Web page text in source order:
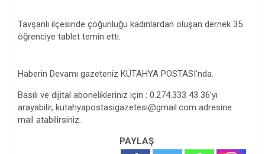
Tavşanlı ilçesinde çoğunluğu kadınlardan oluşan dernek 35
öğrenciye tablet temin etti.
Haberin Devamı gazeteniz KÜTAHYA POSTASI’nda.
Basılı ve dijital abonelikleriniz için : 0.274.333 43 36’yı
arayabilir, kutahyapostasigazetesi@gmail.com adresine
mail atabilirsiniz.
PAYLAŞ